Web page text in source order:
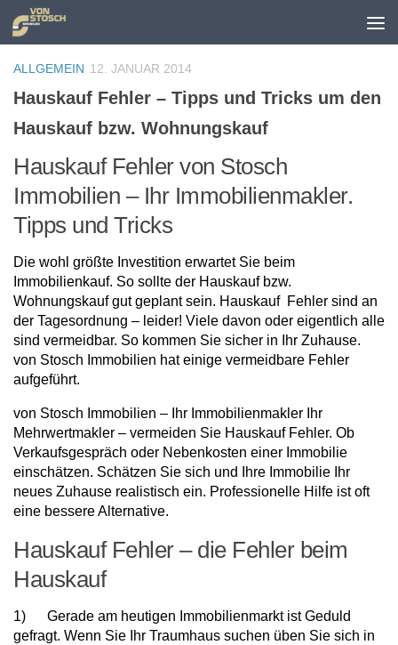
Zum Inhalt springen
ALLGEMEIN 12. JANUAR 2014
Hauskauf Fehler – Tipps und Tricks um den
Hauskauf bzw. Wohnungskauf
Hauskauf Fehler von Stosch
Immobilien – Ihr Immobilienmakler.
Tipps und Tricks
Die wohl größte Investition erwartet Sie beim
Immobilienkauf. So sollte der Hauskauf bzw.
Wohnungskauf gut geplant sein. Hauskauf Fehler sind an
der Tagesordnung – leider! Viele davon oder eigentlich alle
sind vermeidbar. So kommen Sie sicher in Ihr Zuhause.
von Stosch Immobilien hat einige vermeidbare Fehler
aufgeführt.
von Stosch Immobilien – Ihr Immobilienmakler Ihr
Mehrwertmakler – vermeiden Sie Hauskauf Fehler. Ob
Verkaufsgespräch oder Nebenkosten einer Immobilie
einschätzen. Schätzen Sie sich und Ihre Immobilie Ihr
neues Zuhause realistisch ein. Professionelle Hilfe ist oft
eine bessere Alternative.
Hauskauf Fehler – die Fehler beim
Hauskauf
1) Gerade am heutigen Immobilienmarkt ist Geduld
gefragt. Wenn Sie Ihr Traumhaus suchen üben Sie sich in